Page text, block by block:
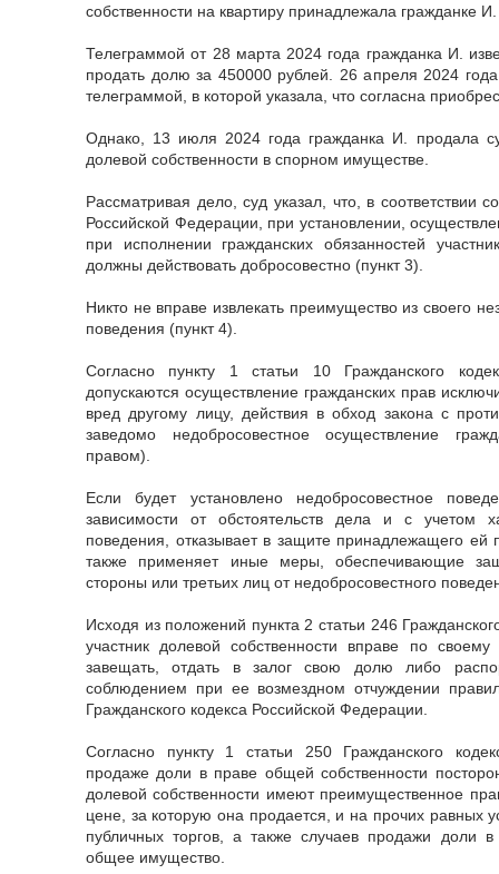
собственности на квартиру принадлежала гражданке И.
Телеграммой от 28 марта 2024 года гражданка И.
продать долю за 450000 рублей. 26 апреля 2024
телеграммой, в которой указала, что согласна
Однако, 13 июля 2024 года гражданка И. продала
долевой собственности в спорном имуществе.
Рассматривая дело, суд указал, что, в соответствии
Российской Федерации, при установлении,
при исполнении гражданских обязанностей
должны действовать добросовестно (пункт 3).
Никто не вправе извлекать преимущество из своего
поведения (пункт 4).
Согласно пункту 1 статьи 10 Гражданского
допускаются осуществление гражданских прав
вред другому лицу, действия в обход закона с
заведомо недобросовестное осуществление
правом).
Если будет установлено недобросовестное
зависимости от обстоятельств дела и с учетом
поведения, отказывает в защите принадлежащего ей
также применяет иные меры, обеспечивающие
стороны или третьих лиц от недобросовестного
Исходя из положений пункта 2 статьи 246
участник долевой собственности вправе по
завещать, отдать в залог свою долю либо
соблюдением при ее возмездном отчуждении
Гражданского кодекса Российской Федерации.
Согласно пункту 1 статьи 250 Гражданского
продаже доли в праве общей собственности
долевой собственности имеют преимущественное
цене, за которую она продается, и на прочих равных
публичных торгов, а также случаев продажи доли
общее имущество.